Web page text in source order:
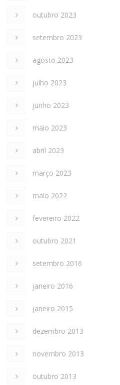
outubro 2023
setembro 2023
agosto 2023
julho 2023
junho 2023
maio 2023
abril 2023
março 2023
maio 2022
fevereiro 2022
outubro 2021
setembro 2016
janeiro 2016
janeiro 2015
dezembro 2013
novembro 2013
outubro 2013